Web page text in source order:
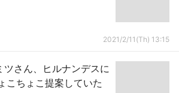
2021/2/11(Th) 13:15
ツさん、ヒルナンデスに
こちょこ提案していた